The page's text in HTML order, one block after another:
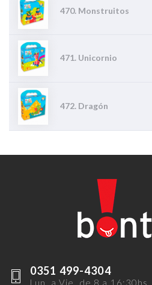
470. Monstruitos
471. Unicornio
472. Dragón
0351 499-4304
Lun. a Vie. de 8 a 16:30hs.